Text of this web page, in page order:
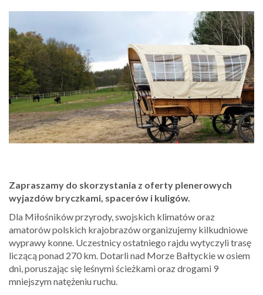
Zapraszamy do skorzystania z oferty plenerowych
wyjazdów bryczkami, spacerów i kuligów.
Dla Miłośników przyrody, swojskich klimatów oraz
amatorów polskich krajobrazów organizujemy kilkudniowe
wyprawy konne. Uczestnicy ostatniego rajdu wytyczyli trasę
liczącą ponad 270 km. Dotarli nad Morze Bałtyckie w osiem
dni, poruszając się leśnymi ścieżkami oraz drogami 9
mniejszym natężeniu ruchu.